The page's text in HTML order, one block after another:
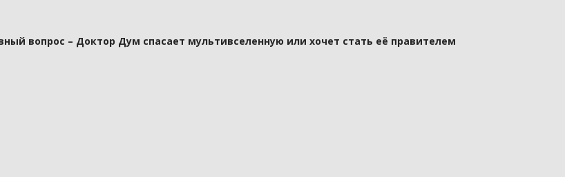
вопрос – Доктор Дум спасает мультивселенную или хочет стать её правителем